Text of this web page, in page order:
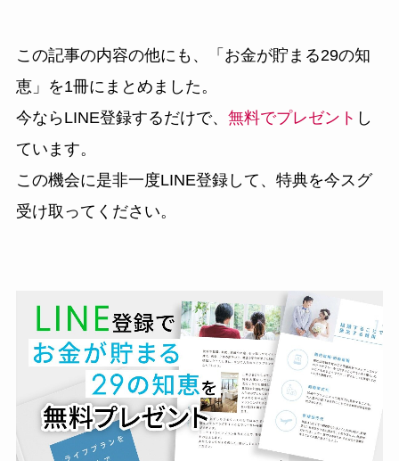
この記事の内容の他にも、
「お金が貯まる29の知
恵」 を1冊にまとめました。
今ならLINE登録するだけで、 無料でプレゼント し
ています。
この機会に是非一度LINE登録して、特典を今スグ
受け取ってください。